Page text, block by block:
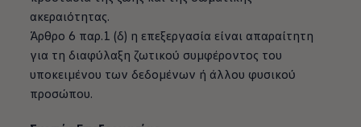
ακεραιότητας.
Άρθρο 6 παρ.1 (δ) η επεξεργασία είναι απαραίτητη
για τη διαφύλαξη ζωτικού συμφέροντος του
υποκειμένου των δεδομένων ή άλλου φυσικού
προσώπου.